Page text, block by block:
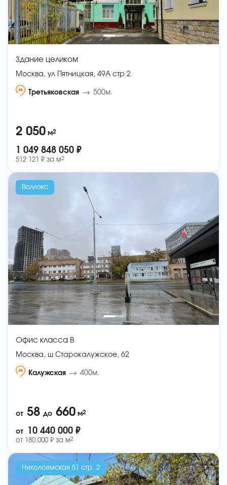
Здание целиком
Москва, ул Пятницкая, 49А стр 2
Третьяковская 500м.
2 050 м2
1 049 848 050 ₽
512 121 ₽ за м2
Валлекс
Офис класса B
Москва, ш Старокалужское, 62
Калужская 400м.
от 58 до 660 м2
от 10 440 000 ₽
от 180 000 ₽ за м2
Николоямская 51 стр. 2